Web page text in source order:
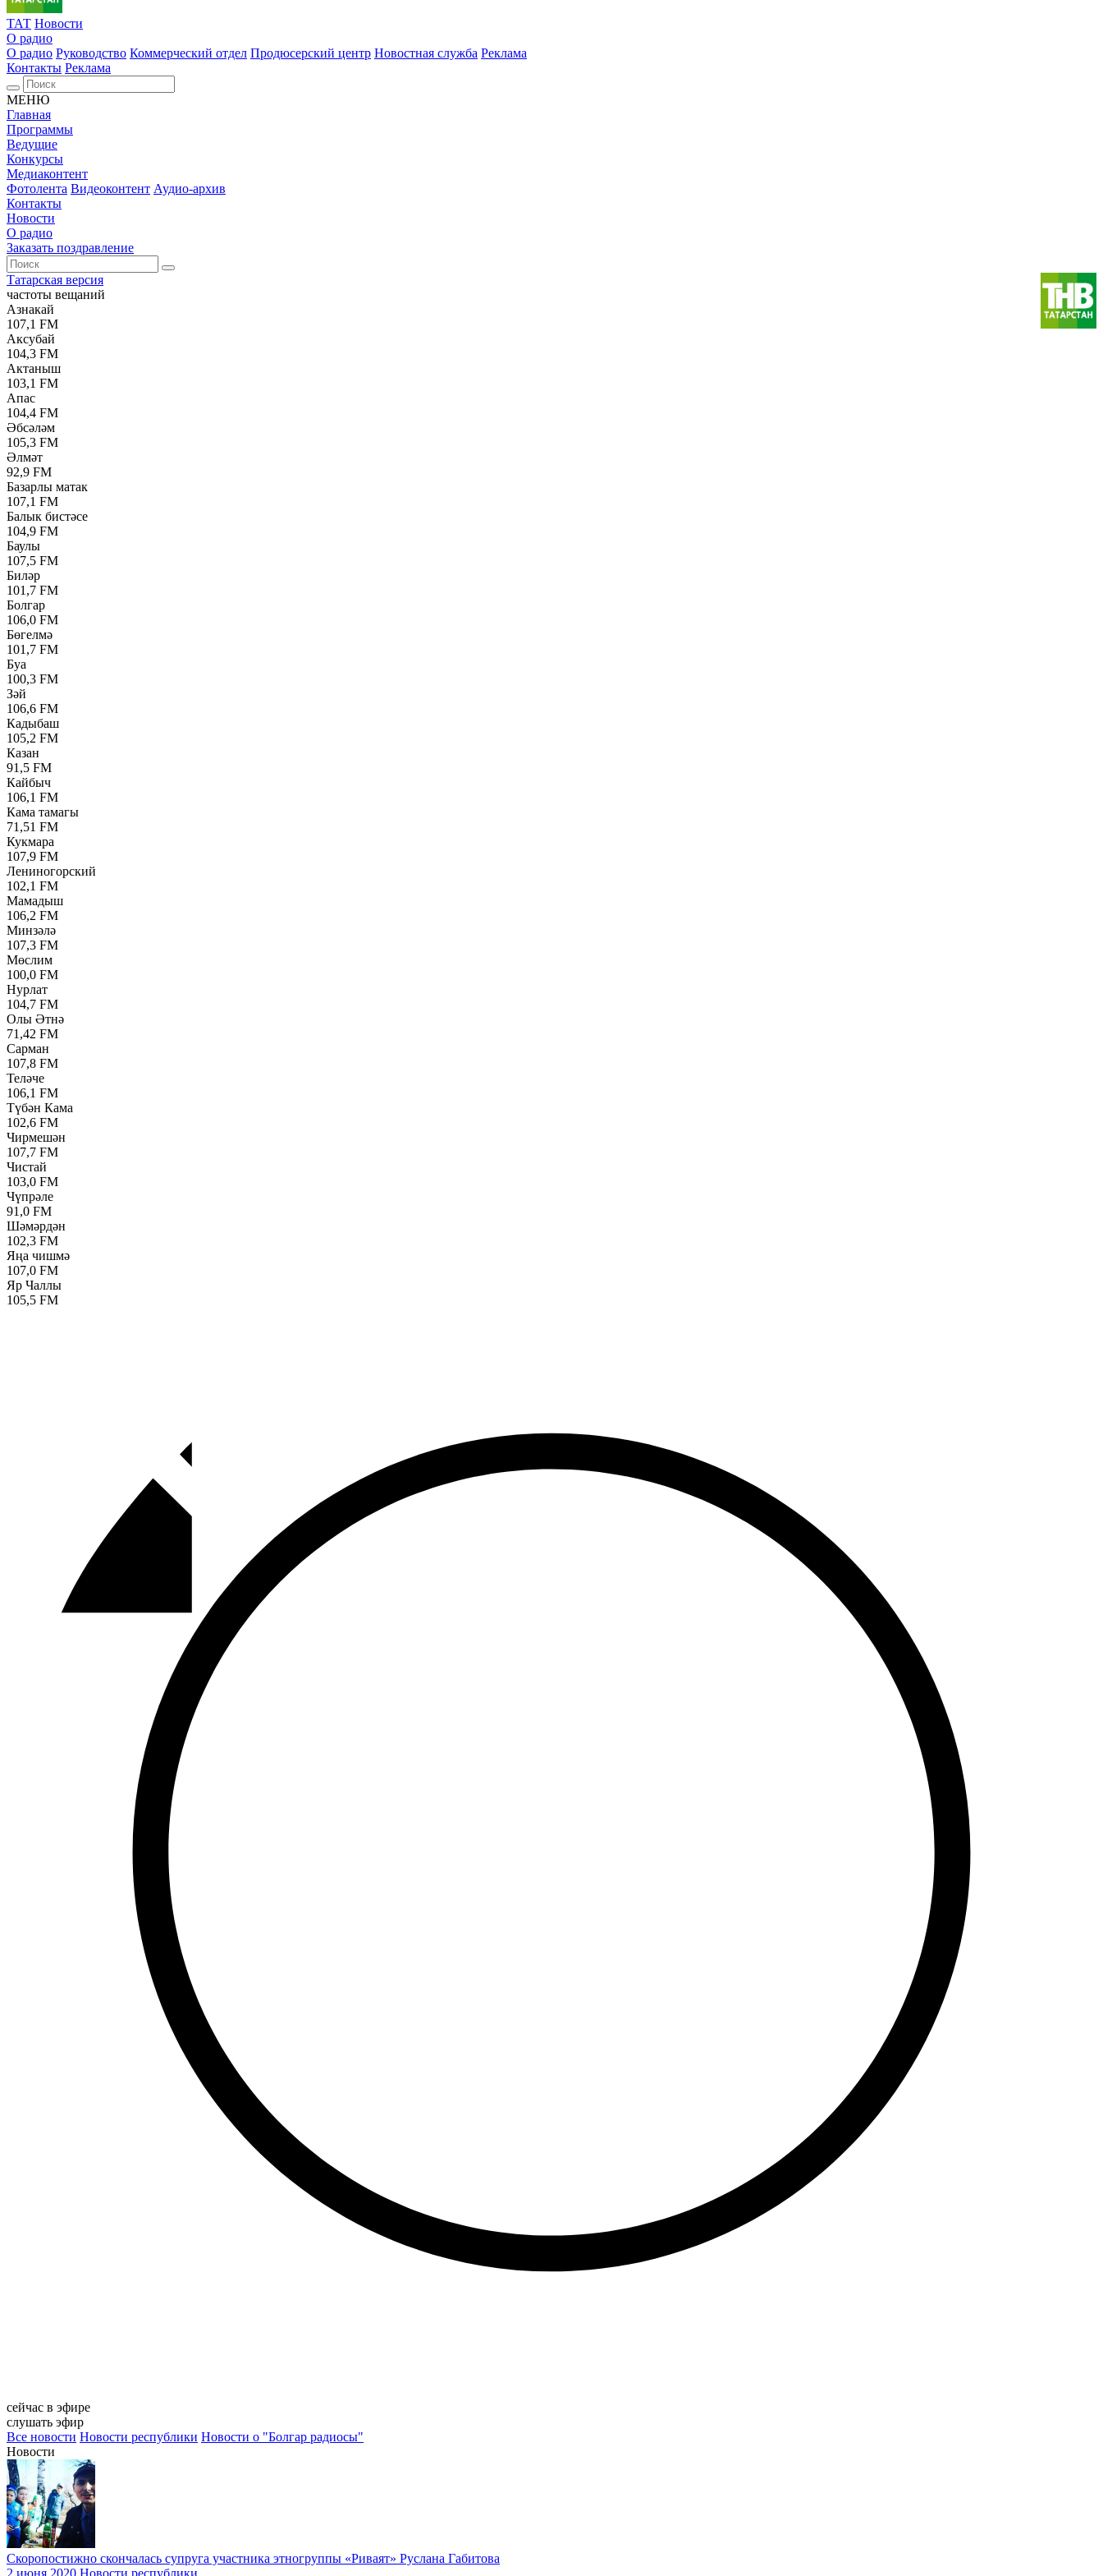
ТАТ Новости
О радио
О радио Руководство Коммерческий отдел Продюсерский центр Новостная служба Реклама
Контакты Реклама
МЕНЮ
Главная
Программы
Ведущие
Конкурсы
Медиаконтент
Фотолента Видеоконтент Аудио-архив
Контакты
Новости
О радио
Заказать поздравление
Татарская версия
частоты вещаний
Азнакай
107,1 FM
Аксубай
104,3 FM
Актаныш
103,1 FM
Апас
104,4 FM
Әбсәләм
105,3 FM
Әлмәт
92,9 FM
Базарлы матак
107,1 FM
Балык бистәсе
104,9 FM
Баулы
107,5 FM
Биләр
101,7 FM
Болгар
106,0 FM
Бөгелмә
101,7 FM
Буа
100,3 FM
Зәй
106,6 FM
Кадыбаш
105,2 FM
Казан
91,5 FM
Кайбыч
106,1 FM
Кама тамагы
71,51 FM
Кукмара
107,9 FM
Лениногорский
102,1 FM
Мамадыш
106,2 FM
Минзәлә
107,3 FM
Мөслим
100,0 FM
Нурлат
104,7 FM
Олы Әтнә
71,42 FM
Сарман
107,8 FM
Теләче
106,1 FM
Түбән Кама
102,6 FM
Чирмешән
107,7 FM
Чистай
103,0 FM
Чүпрәле
91,0 FM
Шәмәрдән
102,3 FM
Яңа чишмә
107,0 FM
Яр Чаллы
105,5 FM
сейчас в эфире
слушать эфир
Все новости Новости республики Новости о "Болгар радиосы"
Новости
Скоропостижно скончалась супруга участника этногруппы «Риваят» Руслана Габитова